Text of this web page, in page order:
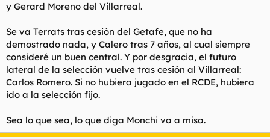
y Gerard Moreno del Villarreal.
Se va Terrats tras cesión del Getafe, que no ha
demostrado nada, y Calero tras 7 años, al cual siempre
consideré un buen central. Y por desgracia, el futuro
lateral de la selección vuelve tras cesión al Villarreal:
Carlos Romero. Si no hubiera jugado en el RCDE, hubiera
ido a la selección fijo.
Sea lo que sea, lo que diga Monchi va a misa.